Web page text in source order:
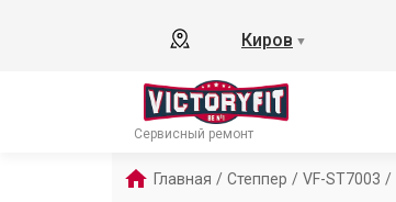
Киров ▼
Сервисный ремонт
Главная / Степпер / VF-ST7003 /